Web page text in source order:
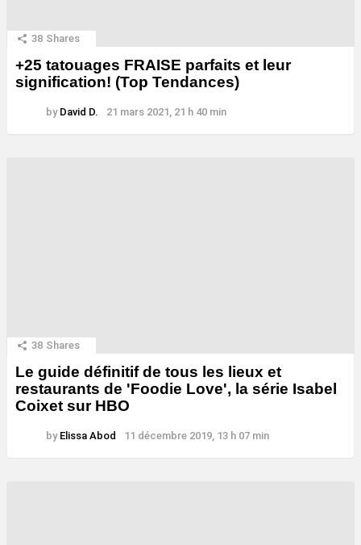
38 Shares
+25 tatouages ​​FRAISE parfaits et leur
signification! (Top Tendances)
by David D. 21 mars 2021, 21 h 40 min
38 Shares
Le guide définitif de tous les lieux et
restaurants de 'Foodie Love', la série Isabel
Coixet sur HBO
by Elissa Abod 11 décembre 2019, 13 h 07 min